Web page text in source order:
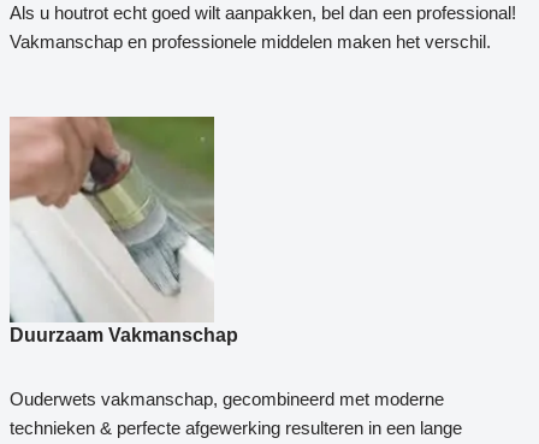
Als u houtrot echt goed wilt aanpakken, bel dan een professional!
Vakmanschap en professionele middelen maken het verschil.
Duurzaam Vakmanschap
Ouderwets vakmanschap, gecombineerd met moderne
technieken & perfecte afgewerking resulteren in een lange